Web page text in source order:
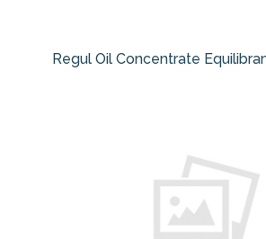
Regul Oil Concentrate